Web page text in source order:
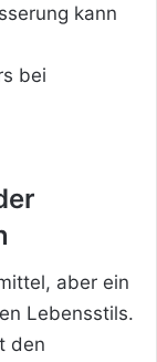
kann
bei
aber ein
Lebensstils.
den